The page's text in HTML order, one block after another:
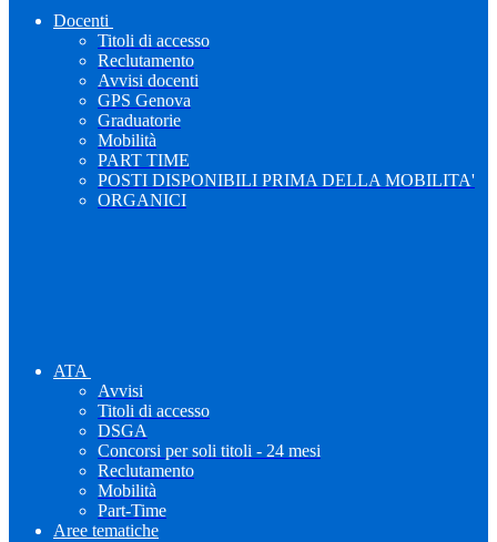
Docenti
Titoli di accesso
Reclutamento
Avvisi docenti
GPS Genova
Graduatorie
Mobilità
PART TIME
POSTI DISPONIBILI PRIMA DELLA MOBILITA'
ORGANICI
ATA
Avvisi
Titoli di accesso
DSGA
Concorsi per soli titoli - 24 mesi
Reclutamento
Mobilità
Part-Time
Aree tematiche